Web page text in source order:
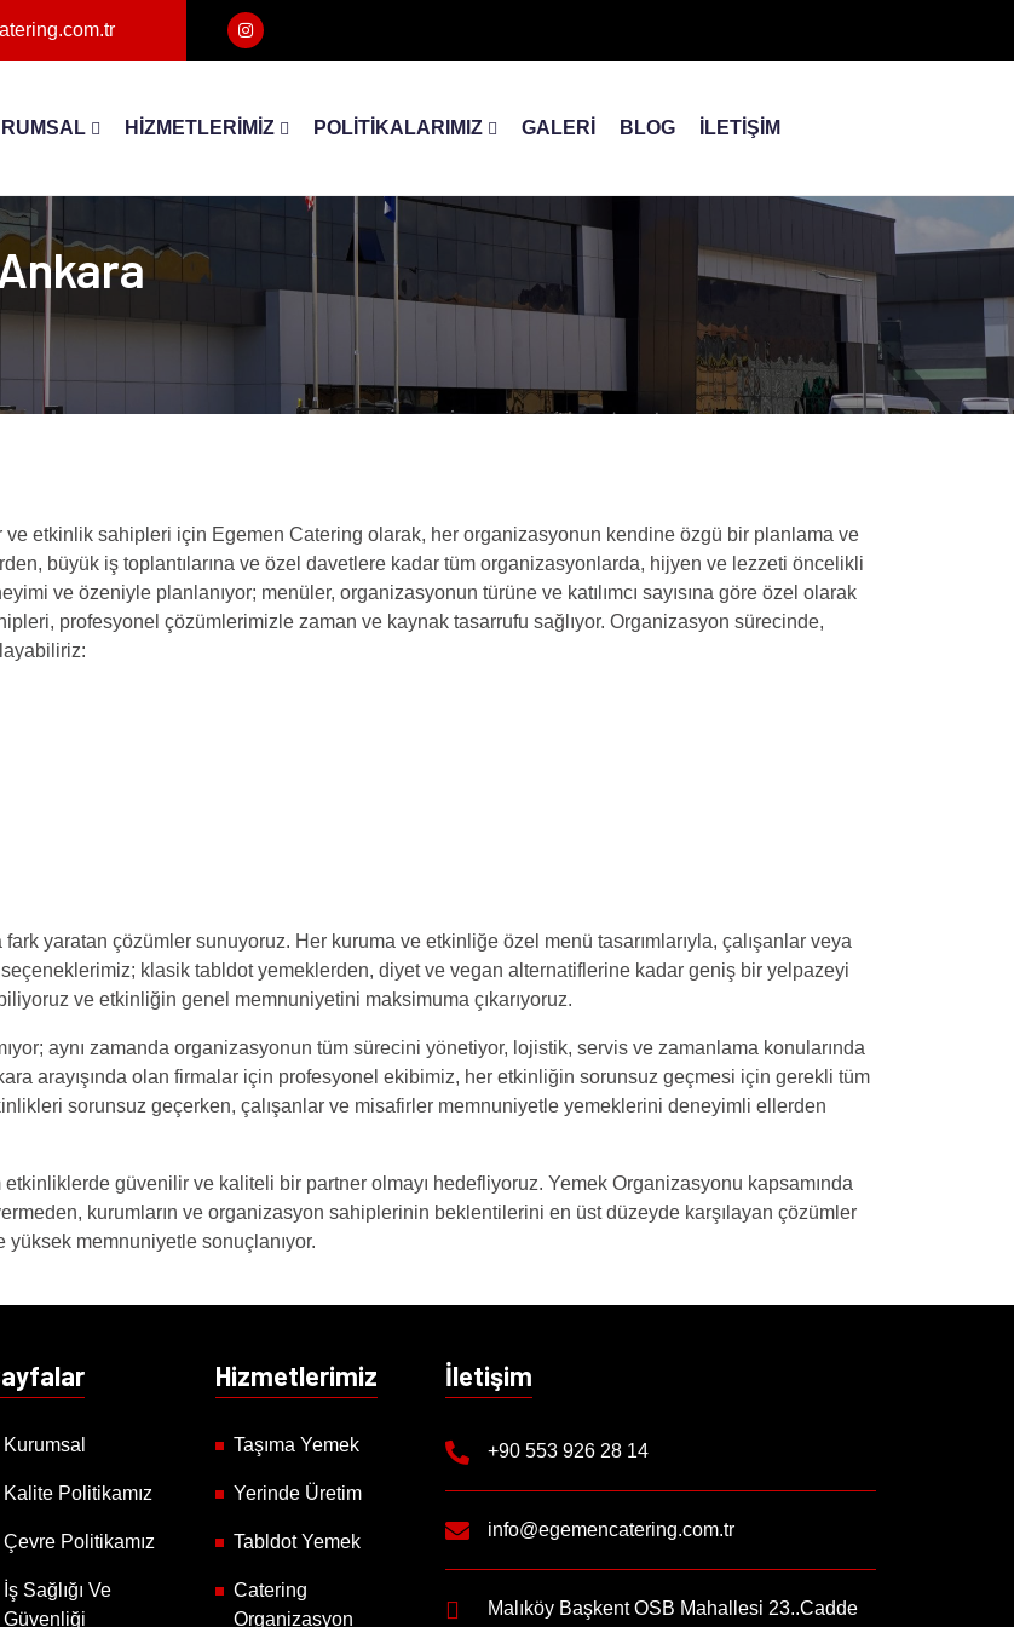
HİZMETLERİMİZ POLİTİKALARIMIZ GALERİ BLOG İLETİŞİM
ve etkinlik sahipleri için Egemen Catering olarak, her organizasyonun kendine özgü bir planlama ve
büyük iş toplantılarına ve özel davetlere kadar tüm organizasyonlarda, hijyen ve lezzeti öncelikli
ve özeniyle planlanıyor; menüler, organizasyonun türüne ve katılımcı sayısına göre özel olarak
profesyonel çözümlerimizle zaman ve kaynak tasarrufu sağlıyor. Organizasyon sürecinde,
yaratan çözümler sunuyoruz. Her kuruma ve etkinliğe özel menü tasarımlarıyla, çalışanlar veya
klasik tabldot yemeklerden, diyet ve vegan alternatiflerine kadar geniş bir yelpazeyi
ve etkinliğin genel memnuniyetini maksimuma çıkarıyoruz.
aynı zamanda organizasyonun tüm sürecini yönetiyor, lojistik, servis ve zamanlama konularında
arayışında olan firmalar için profesyonel ekibimiz, her etkinliğin sorunsuz geçmesi için gerekli tüm
sorunsuz geçerken, çalışanlar ve misafirler memnuniyetle yemeklerini deneyimli ellerden
güvenilir ve kaliteli bir partner olmayı hedefliyoruz. Yemek Organizasyonu kapsamında
kurumların ve organizasyon sahiplerinin beklentilerini en üst düzeyde karşılayan çözümler
memnuniyetle sonuçlanıyor.
Kurumsal
Kalite Politikamız
Çevre Politikamız
İş Sağlığı Ve
Güvenliği
Hizmetlerimiz
Taşıma Yemek
Yerinde Üretim
Tabldot Yemek
Catering
Organizasyon
İletişim
+90 553 926 28 14
info@egemencatering.com.tr
Malıköy Başkent OSB Mahallesi 23..Cadde